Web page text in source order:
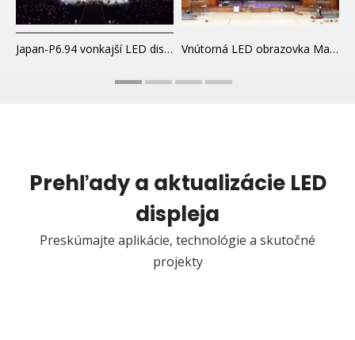
Japan-P6.94 vonkajší LED displej na prenájom uhlíkových vlákien Vnútorná LED obrazovka Malaysia-P4
Prehľady a aktualizácie LED
displeja
Preskúmajte aplikácie, technológie a skutočné
projekty